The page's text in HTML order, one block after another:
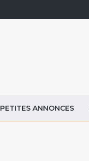
PETITES ANNONCES